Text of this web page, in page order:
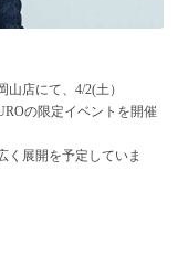
店にて、4/2(土）
の限定イベントを開催
く展開を予定していま